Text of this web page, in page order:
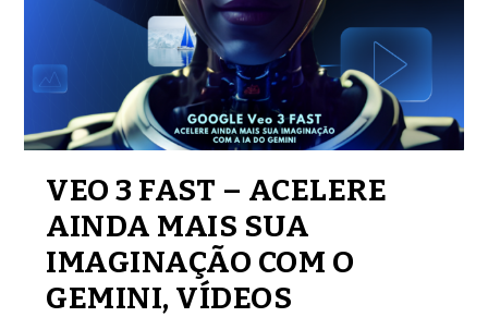
VEO 3 FAST – ACELERE
AINDA MAIS SUA
IMAGINAÇÃO COM O
GEMINI, VÍDEOS